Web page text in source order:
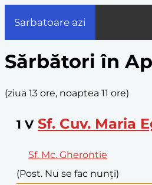
Sarbatoare azi
Sărbători în
(ziua 13 ore, noaptea 11 ore)
1 V Sf. Cuv. Maria
Sf. Mc. Gherontie
(Post. Nu se fac nunți)